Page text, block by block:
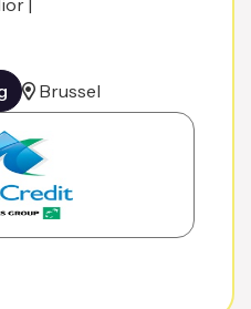
|
Brussel